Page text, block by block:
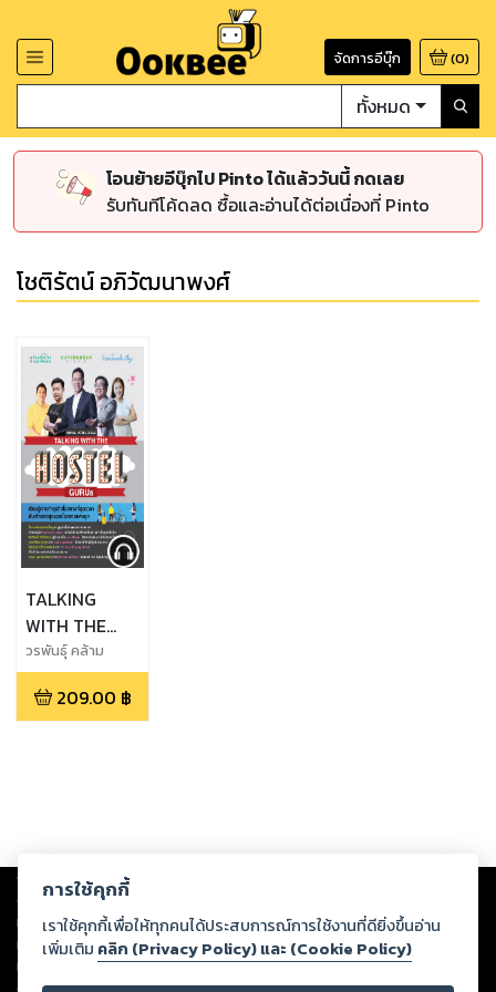
จัดการอีบุ๊ก (0)
ทั้งหมด
โอนย้ายอีบุ๊กไป Pinto ได้แล้ววันนี้ กดเลย
รับทันทีโค้ดลด ซื้อและอ่านได้ต่อเนื่องที่ Pinto
โชติรัตน์ อภิวัฒนาพงศ์
TALKING
WITH THE
HOSTEL
GURUs
(หนังสือเสียง)
วรพันธุ์ คล้าม
ไพบูลย์,จิตติพันธ์
ศรีกสิกรณ์,ขจร ศิริ
พลวุฒิกุล,โชติรัตน์
209.00 ฿
Copyright © 2026
ต่อผลงานหรือเนื้อหาใดที่อัปโหลดผ่านเว็บไซต์และปรากฏว่าละเมิดสิทธิใน
ทรัพย์สินทางปัญญาของบุคคลอื่นหรือขัดต่อกฎหมายและศีลธรรม ดังนั้น ผู้อ่าน
ทุกท่านโปรดใช้วิจารณญาณในการกลั่นกรองด้วยตนเอง และหากท่านพบว่าส่วน
หนึ่งส่วนใดขัดต่อกฎหมายและศีลธรรม กรุณาแจ้งมายังบริษัท เพื่อทีมงานจะได้
การใช้คุกกี้
เราใช้คุกกี้เพื่อให้ทุกคนได้ประสบการณ์การใช้งานที่ดียิ่งขึ้นอ่าน
เพิ่มเติม คลิก (Privacy Policy) และ (Cookie Policy)